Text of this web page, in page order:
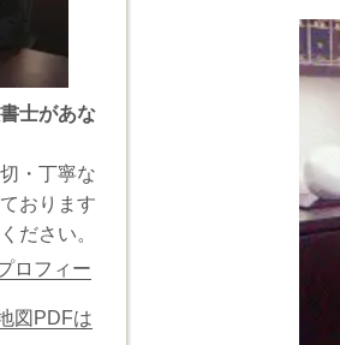
士があな
・丁寧な
おります
ださい。
ロフィー
図PDFは